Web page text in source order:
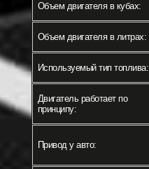
Объем двигателя в кубах:
Объем двигателя в литрах:
Используемый тип топлива:
Двигатель работает по
принципу:
Привод у авто: